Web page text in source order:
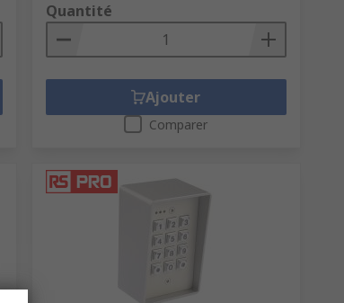
Quantité
Ajouter
Comparer